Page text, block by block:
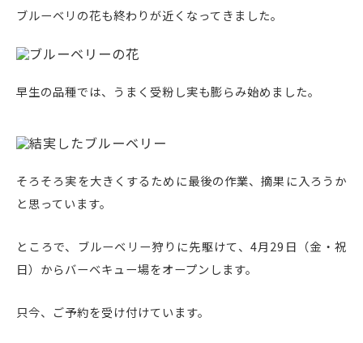
ブルーベリの花も終わりが近くなってきました。
早生の品種では、うまく受粉し実も膨らみ始めました。
そろそろ実を大きくするために最後の作業、摘果に入ろうか
と思っています。
ところで、ブルーベリー狩りに先駆けて、4月29日（金・祝
日）からバーベキュー場をオープンします。
只今、ご予約を受け付けています。